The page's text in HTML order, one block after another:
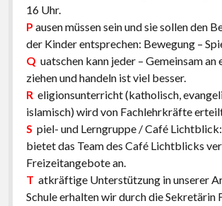
16 Uhr.
P ausen müssen sein und sie sollen den
der Kinder entsprechen: Bewegung –
Q uatschen kann jeder – Gemeinsam an
ziehen und handeln ist viel besser.
Religionsunterricht (katholisch,
islamisch) wird von Fachlehrkräfte
S piel- und Lerngruppe / Café
bietet das Team des Café Lichtblicks
Freizeitangebote an.
T atkräftige Unterstützung in unserer
Schule erhalten wir durch die Sekretärin